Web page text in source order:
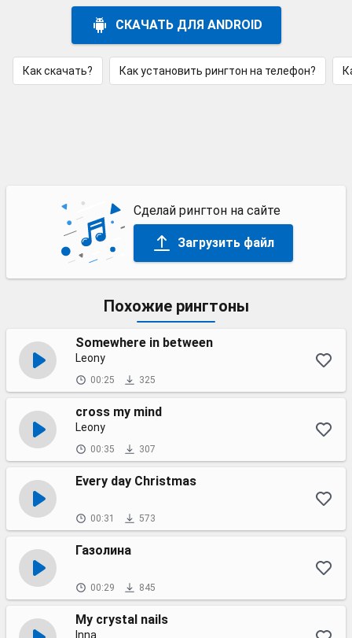
СКАЧАТЬ ДЛЯ ANDROID
Как скачать? Как установить рингтон на телефон?
Сделай рингтон на сайте
Загрузить файл
Похожие рингтоны
Somewhere in between
Leony
00:25 325
cross my mind
Leony
00:35 307
Every day Christmas
00:31 573
Газолина
00:29 845
My crystal nails
Inna